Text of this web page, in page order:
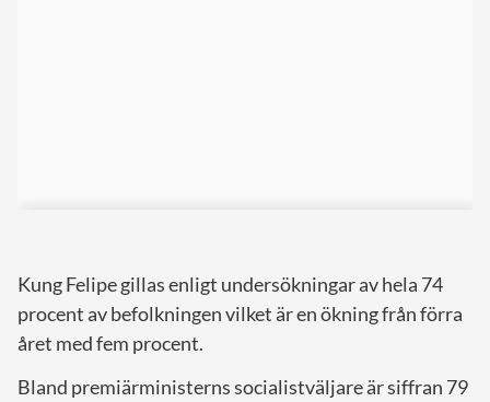
Kung Felipe gillas enligt undersökningar av hela 74
procent av befolkningen vilket är en ökning från förra
året med fem procent.
Bland premiärministerns socialistväljare är siffran 79